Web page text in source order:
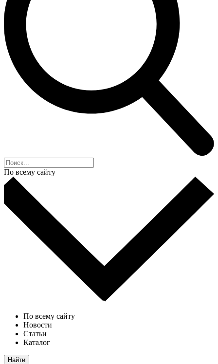
По всему сайту
По всему сайту
Новости
Статьи
Каталог
Найти